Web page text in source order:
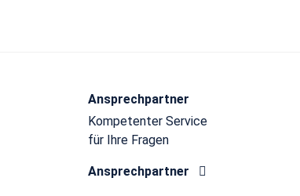
Ansprechpartner
Kompetenter Service
für Ihre Fragen
Ansprechpartner